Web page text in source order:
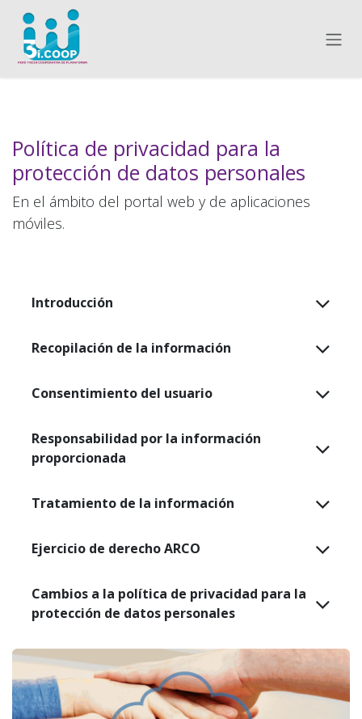
Ir al contenido
Política de privacidad para la
protección de datos personales
En el ámbito del portal web y de aplicaciones
móviles.
Introducción
Recopilación de la información
Consentimiento del usuario
Responsabilidad por la información
proporcionada
Tratamiento de la información
Ejercicio de derecho ARCO
Cambios a la política de privacidad para la
protección de datos personales